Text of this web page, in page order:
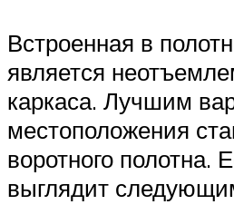
Встроенная в
является
каркаса. Лучшим
местоположения
воротного полотна.
выглядит